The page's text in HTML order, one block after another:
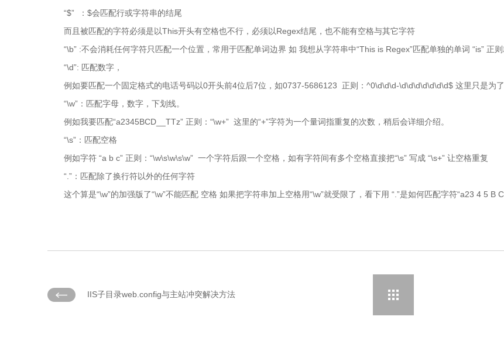
“$” ：$会匹配行或字符串的结尾
而且被匹配的字符必须是以This开头有空格也不行，必须以Regex结尾，也不能有空格与其它字符
“\b” :不会消耗任何字符只匹配一个位置，常用于匹配单词边界 如 我想从字符串中“This is Regex”匹配单独的单词 “is” 正
“\d”: 匹配数字，
例如要匹配一个固定格式的电话号码以0开头前4位后7位，如0737-5686123 正则：^0\d\d\d-\d\d\d\d\d\d\d$ 这里只是为
“\w”：匹配字母，数字，下划线。
例如我要匹配“a2345BCD__TTz” 正则：“\w+” 这里的“+”字符为一个量词指重复的次数，稍后会详细介绍。
“\s”：匹配空格
例如字符 “a b c” 正则：“\w\s\w\s\w” 一个字符后跟一个空格，如有字符间有多个空格直接把“\s” 写成 “\s+” 让空格重复
“.”：匹配除了换行符以外的任何字符
这个算是“\w”的加强版了“\w”不能匹配 空格 如果把字符串加上空格用“\w”就受限了，看下用 “.”是如何匹配字符“a23 4 5 B
IIS子目录web.config与主站冲突解决方法